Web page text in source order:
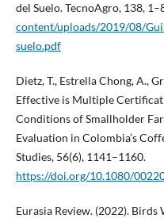
del Suelo. TecnoAgro, 138,
content/uploads/2019/08/
suelo.pdf
Dietz, T., Estrella Chong, A.,
Effective is Multiple
Conditions of Smallholder
Evaluation in Colombia’s
Studies, 56(6), 1141–1160.
https://doi.org/10.1080/
Eurasia Review. (2022).